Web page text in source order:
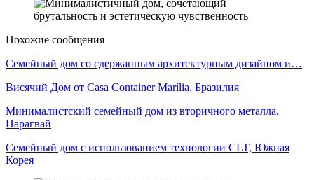
Похожие сообщения
Семейный дом со сдержанным архитектурным дизайном и…
Висячий Дом от Casa Container Marília, Бразилия
Минималистский семейный дом из вторичного металла,
Парагвай
Семейный дом с использованием технологии CLT, Южная
Корея